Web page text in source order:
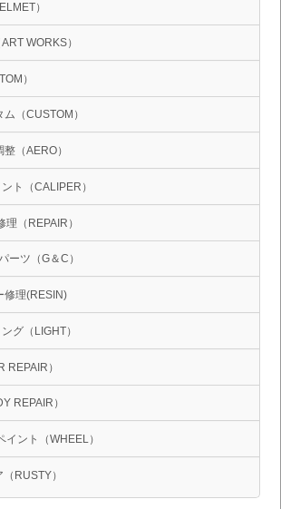
）
WORKS）
）
ム（CUSTOM）
（AERO）
ト（CALIPER）
（REPAIR）
ーツ（G＆C）
修理(RESIN)
グ（LIGHT）
REPAIR）
REPAIR）
ント（WHEEL）
RUSTY）